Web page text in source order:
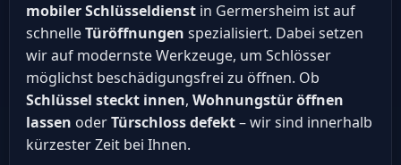
mobiler Schlüsseldienst in Germersheim ist auf
schnelleTüröffnungen spezialisiert. Dabei setzen
wir auf modernste Werkzeuge, um Schlösser
möglichst beschädigungsfrei zu öffnen. Ob
Schlüssel steckt innen, Wohnungstür öffnen
lassen oderTürschloss defekt– wir sind innerhalb
kürzester Zeit bei Ihnen.